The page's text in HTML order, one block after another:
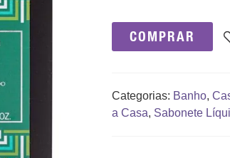
COMPRAR
Categorias: Banho,
a Casa, Sabonete